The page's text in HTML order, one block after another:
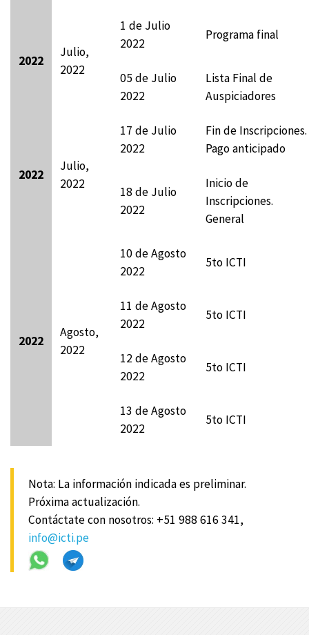
2022
Julio,
2022
1 de Julio
2022
Programa final
05 de Julio
2022
Lista Final de
Auspiciadores
2022
Julio,
2022
17 de Julio
2022
Fin de Inscripciones.
Pago anticipado
18 de Julio
2022
Inicio de
Inscripciones.
General
2022
Agosto,
2022
10 de Agosto
2022
5to ICTI
11 de Agosto
2022
5to ICTI
12 de Agosto
2022
5to ICTI
13 de Agosto
2022
5to ICTI
Nota: La información indicada es preliminar.
Próxima actualización.
Contáctate con nosotros: +51 988 616 341,
info@icti.pe